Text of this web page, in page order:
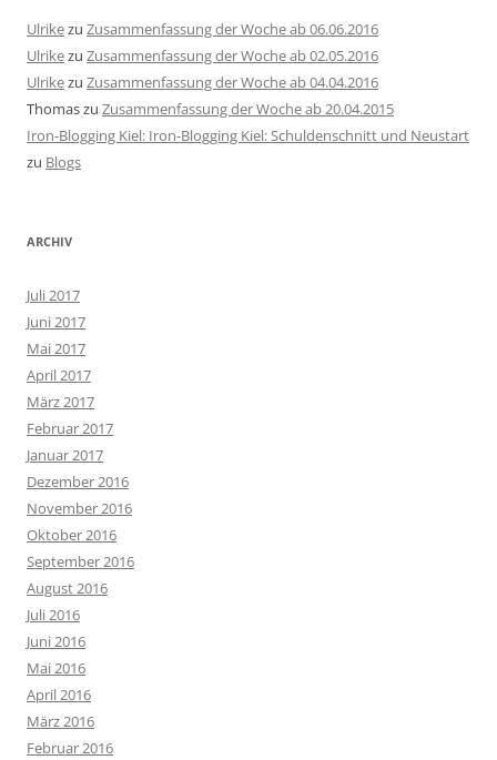
Ulrikezu Zusammenfassung der Woche ab 06.06.2016
Ulrikezu Zusammenfassung der Woche ab 02.05.2016
Ulrikezu Zusammenfassung der Woche ab 04.04.2016
Thomaszu Zusammenfassung der Woche ab 20.04.2015
Iron-Blogging Kiel: Iron-Blogging Kiel: Schuldenschnitt und Neustart
zu Blogs
ARCHIV
Juli 2017
Juni 2017
Mai 2017
April 2017
März 2017
Februar 2017
Januar 2017
Dezember 2016
November 2016
Oktober 2016
September 2016
August 2016
Juli 2016
Juni 2016
Mai 2016
April 2016
März 2016
Februar 2016